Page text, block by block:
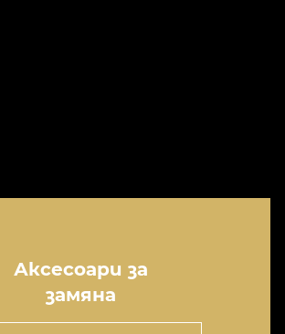
Аксесоари за
замяна